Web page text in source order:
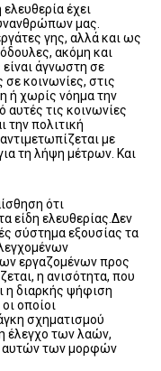
έχει
μας.
γης, αλλά και ως
ακόμη και
άγνωστη σε
κοινωνίες, στις
ή χωρίς νόημα την
τις κοινωνίες
την πολιτική
με
τη λήψη μέτρων. Και
ότι
είδη ελευθερίας.Δεν
σύστημα εξουσίας τα
εργαζομένων προς
η ανισότητα, που
η διαρκής ψήφιση
οποίοι
σχηματισμού
έλεγχο των λαών,
αυτών των μορφών